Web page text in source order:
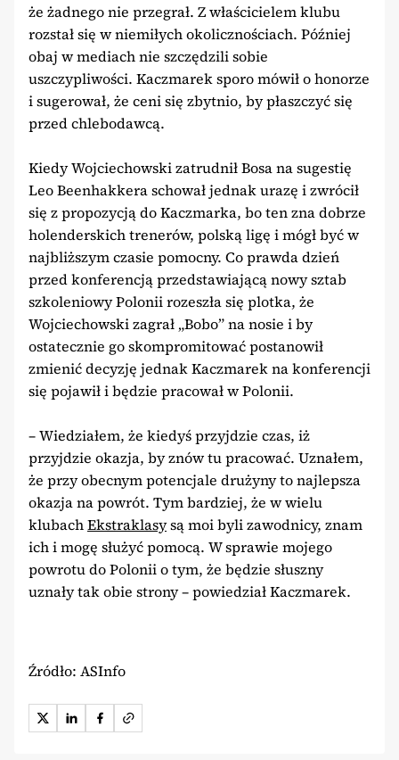
że żadnego nie przegrał. Z właścicielem klubu
rozstał się w niemiłych okolicznościach. Później
obaj w mediach nie szczędzili sobie
uszczypliwości. Kaczmarek sporo mówił o honorze
i sugerował, że ceni się zbytnio, by płaszczyć się
przed chlebodawcą.
Kiedy Wojciechowski zatrudnił Bosa na sugestię
Leo Beenhakkera schował jednak urazę i zwrócił
się z propozycją do Kaczmarka, bo ten zna dobrze
holenderskich trenerów, polską ligę i mógł być w
najbliższym czasie pomocny. Co prawda dzień
przed konferencją przedstawiającą nowy sztab
szkoleniowy Polonii rozeszła się plotka, że
Wojciechowski zagrał „Bobo” na nosie i by
ostatecznie go skompromitować postanowił
zmienić decyzję jednak Kaczmarek na konferencji
się pojawił i będzie pracował w Polonii.
– Wiedziałem, że kiedyś przyjdzie czas, iż
przyjdzie okazja, by znów tu pracować. Uznałem,
że przy obecnym potencjale drużyny to najlepsza
okazja na powrót. Tym bardziej, że w wielu
klubachEkstraklasysą moi byli zawodnicy, znam
ich i mogę służyć pomocą. W sprawie mojego
powrotu do Polonii o tym, że będzie słuszny
uznały tak obie strony – powiedział Kaczmarek.
Źródło: ASInfo